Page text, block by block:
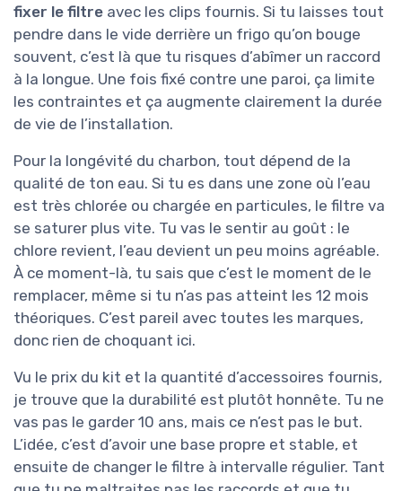
fixer le filtre avec les clips fournis. Si tu laisses tout
pendre dans le vide derrière un frigo qu’on bouge
souvent, c’est là que tu risques d’abîmer un raccord
à la longue. Une fois fixé contre une paroi, ça limite
les contraintes et ça augmente clairement la durée
de vie de l’installation.
Pour la longévité du charbon, tout dépend de la
qualité de ton eau. Si tu es dans une zone où l’eau
est très chlorée ou chargée en particules, le filtre va
se saturer plus vite. Tu vas le sentir au goût : le
chlore revient, l’eau devient un peu moins agréable.
À ce moment-là, tu sais que c’est le moment de le
remplacer, même si tu n’as pas atteint les 12 mois
théoriques. C’est pareil avec toutes les marques,
donc rien de choquant ici.
Vu le prix du kit et la quantité d’accessoires fournis,
je trouve que la durabilité est plutôt honnête. Tu ne
vas pas le garder 10 ans, mais ce n’est pas le but.
L’idée, c’est d’avoir une base propre et stable, et
ensuite de changer le filtre à intervalle régulier. Tant